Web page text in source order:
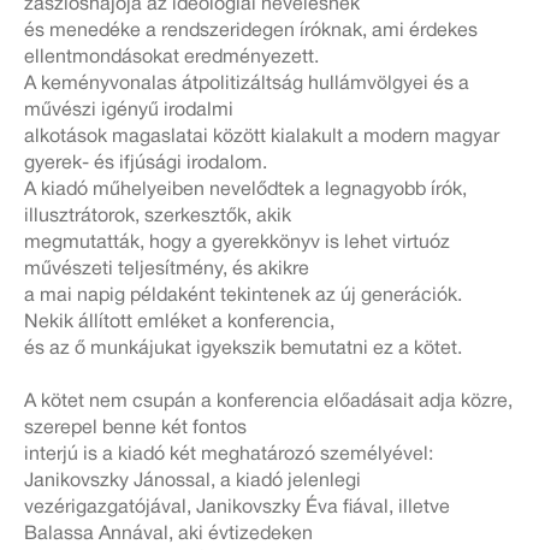
zászlóshajója az ideológiai nevelésnek
és menedéke a rendszeridegen íróknak, ami érdekes
ellentmondásokat eredményezett.
A keményvonalas átpolitizáltság hullámvölgyei és a
művészi igényű irodalmi
alkotások magaslatai között kialakult a modern magyar
gyerek- és ifjúsági irodalom.
A kiadó műhelyeiben nevelődtek a legnagyobb írók,
illusztrátorok, szerkesztők, akik
megmutatták, hogy a gyerekkönyv is lehet virtuóz
művészeti teljesítmény, és akikre
a mai napig példaként tekintenek az új generációk.
Nekik állított emléket a konferencia,
és az ő munkájukat igyekszik bemutatni ez a kötet.
A kötet nem csupán a konferencia előadásait adja közre,
szerepel benne két fontos
interjú is a kiadó két meghatározó személyével:
Janikovszky Jánossal, a kiadó jelenlegi
vezérigazgatójával, Janikovszky Éva fiával, illetve
Balassa Annával, aki évtizedeken